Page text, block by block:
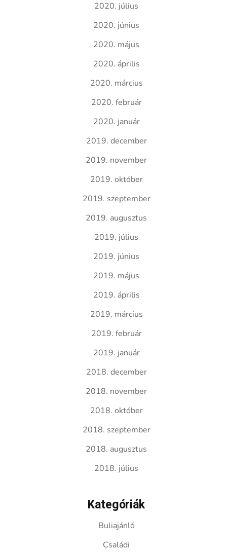
2020. július
2020. június
2020. május
2020. április
2020. március
2020. február
2020. január
2019. december
2019. november
2019. október
2019. szeptember
2019. augusztus
2019. július
2019. június
2019. május
2019. április
2019. március
2019. február
2019. január
2018. december
2018. november
2018. október
2018. szeptember
2018. augusztus
2018. július
Kategóriák
Buliajánló
Családi